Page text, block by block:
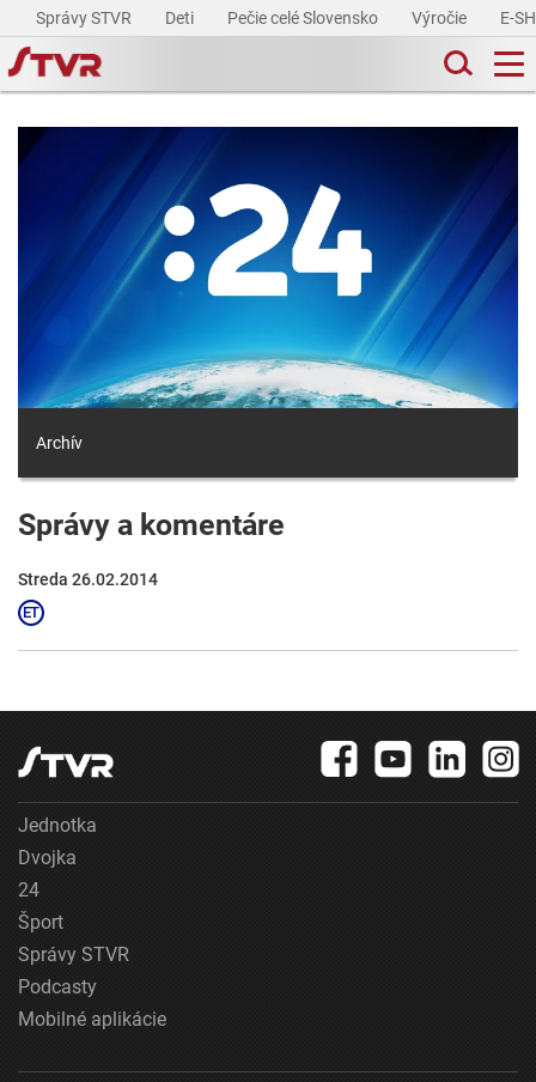
Správy STVR Deti Pečie celé Slovensko Výročie E-
Archív
Správy a komentáre
Streda 26.02.2014
Jednotka
Dvojka
24
Šport
Správy STVR
Podcasty
Mobilné aplikácie